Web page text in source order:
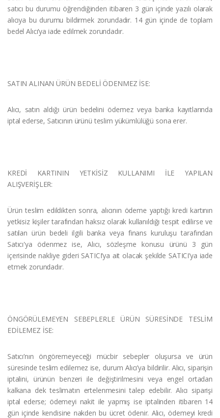
satıcı bu durumu öğrendiğinden itibaren 3 gün içinde yazılı olarak
alıcıya bu durumu bildirmek zorundadır. 14 gün içinde de toplam
bedel Alıcı’ya iade edilmek zorundadır.
SATIN ALINAN ÜRÜN BEDELİ ÖDENMEZ İSE:
Alıcı, satın aldığı ürün bedelini ödemez veya banka kayıtlarında
iptal ederse, Satıcının ürünü teslim yükümlülüğü sona erer.
KREDİ KARTININ YETKİSİZ KULLANIMI İLE YAPILAN
ALIŞVERİŞLER:
Ürün teslim edildikten sonra, alıcının ödeme yaptığı kredi kartının
yetkisiz kişiler tarafından haksız olarak kullanıldığı tespit edilirse ve
satılan ürün bedeli ilgili banka veya finans kuruluşu tarafından
Satıcı'ya ödenmez ise, Alıcı, sözleşme konusu ürünü 3 gün
içerisinde nakliye gideri SATICI’ya ait olacak şekilde SATICI’ya iade
etmek zorundadır.
ÖNGÖRÜLEMEYEN SEBEPLERLE ÜRÜN SÜRESİNDE TESLİM
EDİLEMEZ İSE:
Satıcı’nın öngöremeyeceği mücbir sebepler oluşursa ve ürün
süresinde teslim edilemez ise, durum Alıcı’ya bildirilir. Alıcı, siparişin
iptalini, ürünün benzeri ile değiştirilmesini veya engel ortadan
kalkana dek teslimatın ertelenmesini talep edebilir. Alıcı siparişi
iptal ederse; ödemeyi nakit ile yapmış ise iptalinden itibaren 14
gün içinde kendisine nakden bu ücret ödenir. Alıcı, ödemeyi kredi